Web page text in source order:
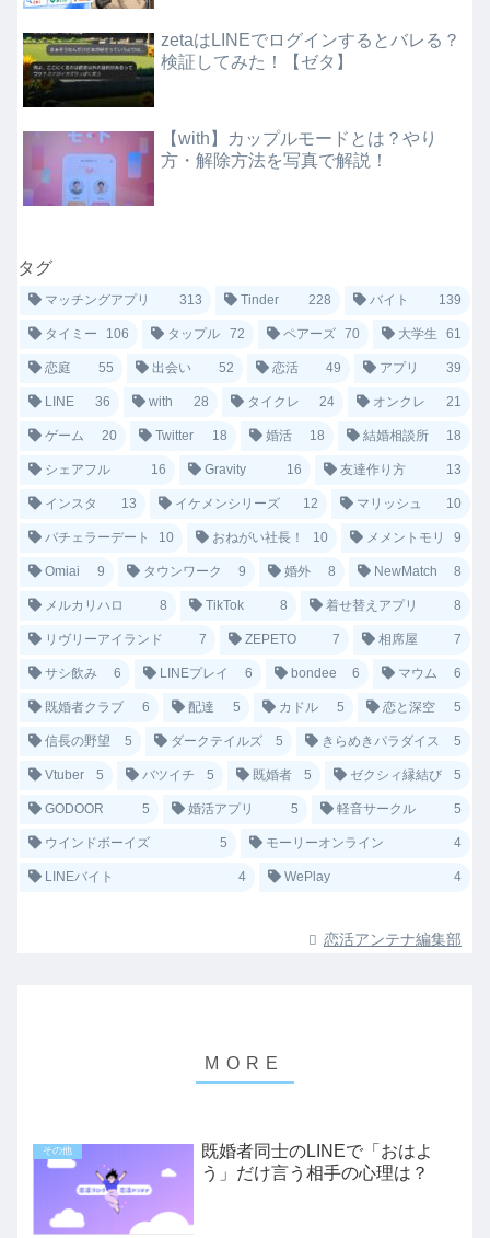
zetaはLINEでログインするとバレる？
検証してみた！【ゼタ】
【with】カップルモードとは？やり
方・解除方法を写真で解説！
タグ
マッチングアプリ 313 Tinder 228 バイト 139
タイミー 106 タップル 72 ペアーズ 70 大学生 61
恋庭 55 出会い 52 恋活 49 アプリ 39
LINE 36 with 28 タイクレ 24 オンクレ 21
ゲーム 20 Twitter 18 婚活 18 結婚相談所 18
シェアフル 16 Gravity 16 友達作り方 13
インスタ 13 イケメンシリーズ 12 マリッシュ 10
バチェラーデート 10 おねがい社長！ 10 メメントモリ 9
Omiai 9 タウンワーク 9 婚外 8 NewMatch 8
メルカリハロ 8 TikTok 8 着せ替えアプリ 8
リヴリーアイランド 7 ZEPETO 7 相席屋 7
サシ飲み 6 LINEプレイ 6 bondee 6 マウム 6
既婚者クラブ 6 配達 5 カドル 5 恋と深空 5
信長の野望 5 ダークテイルズ 5 きらめきパラダイス 5
Vtuber 5 バツイチ 5 既婚者 5 ゼクシィ縁結び 5
GODOOR 5 婚活アプリ 5 軽音サークル 5
ウインドボーイズ 5 モーリーオンライン 4
LINEバイト 4 WePlay 4
恋活アンテナ編集部
その他
既婚者同士のLINEで「おはよ
う」だけ言う相手の心理は？